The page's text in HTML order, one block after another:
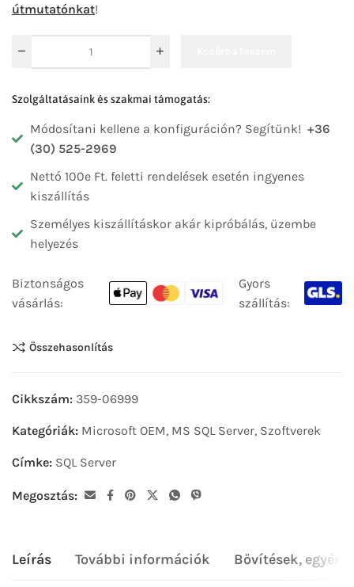
útmutatónkat!
Szolgáltatásaink és szakmai támogatás:
Módosítani kellene a konfiguráción? Segítünk! +36
(30) 525-2969
Nettó 100e Ft. feletti rendelések esetén ingyenes
kiszállítás
Személyes kiszállításkor akár kipróbálás, üzembe
helyezés
Biztonságos
vásárlás:
Gyors
szállítás:
Összehasonlítás
Cikkszám: 359-06999
Kategóriák: Microsoft OEM, MS SQL Server, Szoftverek
Címke: SQL Server
Megosztás:
Leírás További információk Bővítések,